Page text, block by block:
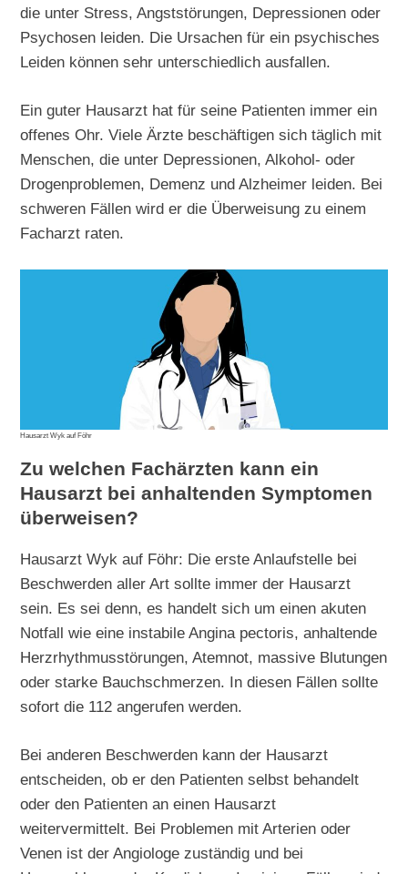
die unter Stress, Angststörungen, Depressionen oder
Psychosen leiden. Die Ursachen für ein psychisches
Leiden können sehr unterschiedlich ausfallen.
Ein guter Hausarzt hat für seine Patienten immer ein
offenes Ohr. Viele Ärzte beschäftigen sich täglich mit
Menschen, die unter Depressionen, Alkohol- oder
Drogenproblemen, Demenz und Alzheimer leiden. Bei
schweren Fällen wird er die Überweisung zu einem
Facharzt raten.
Hausarzt Wyk auf Föhr
Zu welchen Fachärzten kann ein
Hausarzt bei anhaltenden Symptomen
überweisen?
Hausarzt Wyk auf Föhr: Die erste Anlaufstelle bei
Beschwerden aller Art sollte immer der Hausarzt
sein. Es sei denn, es handelt sich um einen akuten
Notfall wie eine instabile Angina pectoris, anhaltende
Herzrhythmusstörungen, Atemnot, massive Blutungen
oder starke Bauchschmerzen. In diesen Fällen sollte
sofort die 112 angerufen werden.
Bei anderen Beschwerden kann der Hausarzt
entscheiden, ob er den Patienten selbst behandelt
oder den Patienten an einen Hausarzt
weitervermittelt. Bei Problemen mit Arterien oder
Venen ist der Angiologe zuständig und bei